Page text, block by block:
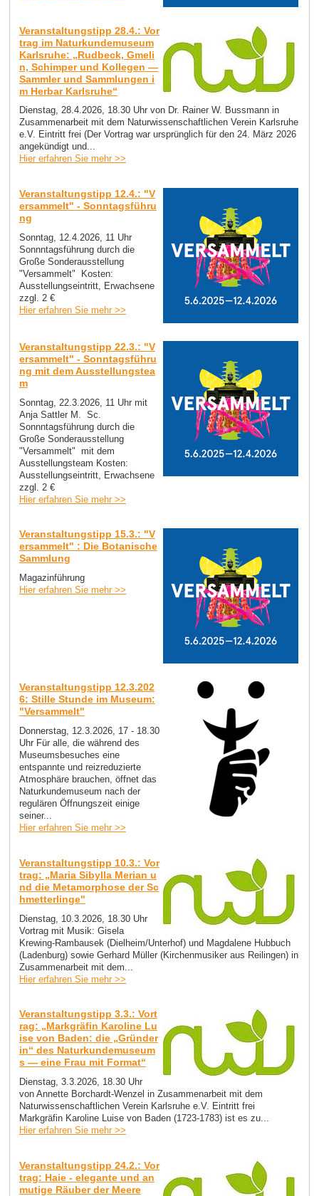
Veranstaltungstipp 28.4.: Vor
trag im Naturkundemuseum
Karlsruhe: „Rudbeck, Gmeli
n, Schimper und Kollegen —
Sammler und Sammlungen i
m Herbar Karlsruhe“
Dienstag, 28.4.2026, 18.30 Uhr von Dr. Rainer W. Bussmann in
Zusammenarbeit mit dem Naturwissenschaftlichen Verein Karlsruhe
e.V. Eintritt frei (Der Vortrag war ursprünglich für den 24. März 2026
angekündigt und...
Hier erfahren Sie mehr >>
Veranstaltungstipp 12.4.: "V
ersammelt" - Sonntagsführu
ng
Sonntag, 12.4.2026, 11 Uhr
Sonnntagsführung durch die
Große Sonderausstellung
"Versammelt" Kosten:
Ausstellungseintritt, Erwachsene
zzgl. 2 €
Hier erfahren Sie mehr >>
Veranstaltungstipp 22.3.: "V
ersammelt" - Sonntagsführu
ng mit dem Ausstellungstea
m
Sonntag, 22.3.2026, 11 Uhr mit
Anja Sattler M. Sc.
Sonnntagsführung durch die
Große Sonderausstellung
"Versammelt" mit dem
Ausstellungsteam Kosten:
Ausstellungseintritt, Erwachsene
zzgl. 2 €
Hier erfahren Sie mehr >>
Veranstaltungstipp 15.3.: "V
ersammelt" : Die Botanische
Sammlung
Magazinführung
Hier erfahren Sie mehr >>
Veranstaltungstipp 12.3.202
6: Stille Stunde im Museum:
"Versammelt"
Donnerstag, 12.3.2026, 17 - 18.30
Uhr Für alle, die während des
Museumsbesuches eine
entspannte und reizreduzierte
Atmosphäre brauchen, öffnet das
Naturkundemuseum nach der
regulären Öffnungszeit einige
seiner...
Hier erfahren Sie mehr >>
Veranstaltungstipp 10.3.: Vor
trag: „Maria Sibylla Merian u
nd die Metamorphose der Sc
hmetterlinge"
Dienstag, 10.3.2026, 18.30 Uhr
Vortrag mit Musik: Gisela
Krewing-Rambausek (Dielheim/Unterhof) und Magdalene Hubbuch
(Ladenburg) sowie Gerhard Müller (Kirchenmusiker aus Reilingen) in
Zusammenarbeit mit dem...
Hier erfahren Sie mehr >>
Veranstaltungstipp 3.3.: Vort
rag: „Markgräfin Karoline Lu
ise von Baden: die „Gründer
in“ des Naturkundemuseum
s — eine Frau mit Format“
Dienstag, 3.3.2026, 18.30 Uhr
von Annette Borchardt-Wenzel in Zusammenarbeit mit dem
Naturwissenschaftlichen Verein Karlsruhe e.V. Eintritt frei
Markgräfin Karoline Luise von Baden (1723-1783) ist es zu...
Hier erfahren Sie mehr >>
Veranstaltungstipp 24.2.: Vor
trag: Haie - elegante und an
mutige Räuber der Meere